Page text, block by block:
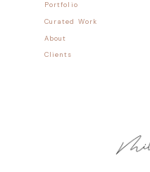
Portfolio
Curated Work
About
Clients